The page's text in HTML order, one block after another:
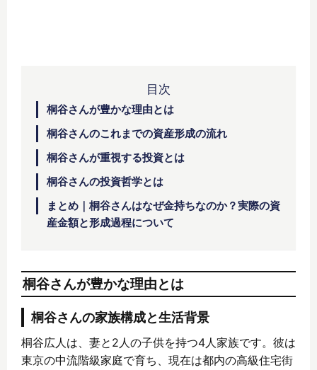
目次
桐谷さんが豊かな理由とは
桐谷さんのこれまでの資産形成の流れ
桐谷さんが重視する投資とは
桐谷さんの投資哲学とは
まとめ｜桐谷さんはなぜ金持ちなのか？実際の資
産金額と形成過程について
桐谷さんが豊かな理由とは
桐谷さんの家族構成と生活背景
桐谷広人は、妻と2人の子供を持つ4人家族です。彼は
東京の中流階級家庭で育ち、現在は都内の高級住宅街